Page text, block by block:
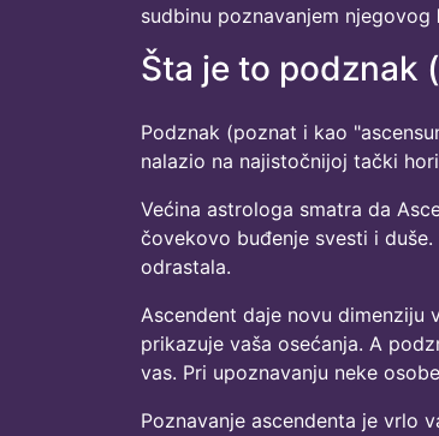
sudbinu poznavanjem njegovog
Šta je to podznak
Podznak (poznat i kao
nalazio na najistočnijoj tački
Većina astrologa smatra da
čovekovo buđenje svesti i
odrastala.
Ascendent daje novu dimenziju
prikazuje vaša osećanja. A
vas. Pri upoznavanju neke
Poznavanje ascendenta je vrlo